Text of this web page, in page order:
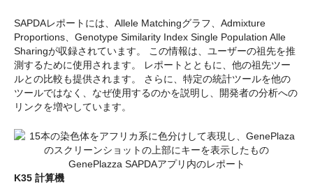
SAPDAレポートには、Allele Matchingグラフ、Admixture
Proportions、Genotype Similarity Index Single Population Alle
Sharingが収録されています。 この情報は、ユーザーの祖先を推
測するために使用されます。 レポートとともに、他の祖先ツー
ルとの比較も提供されます。 さらに、特定の統計ツールを他の
ツールではなく、なぜ使用するのかを説明し、開発者の分析への
リンクを増やしています。
GenePlazza SAPDAアプリ内のレポート
K35 計算機